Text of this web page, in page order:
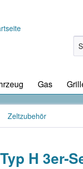
Gas
Zeltzubehör
H 3er-